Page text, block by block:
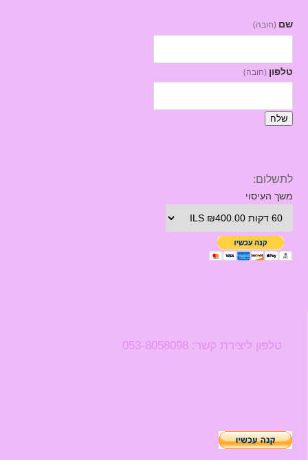
שם (חובה)
טלפון (חובה)
שלח
לתשלום:
משך העיסוי
טלפון ליצירת קשר: 053-8058098